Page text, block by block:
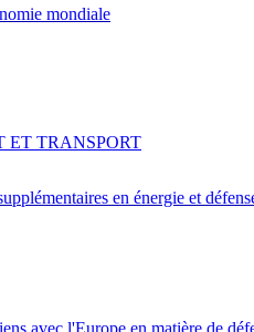
mondiale
en énergie et
ET TRANSPORT
avec l'Europe en matière de